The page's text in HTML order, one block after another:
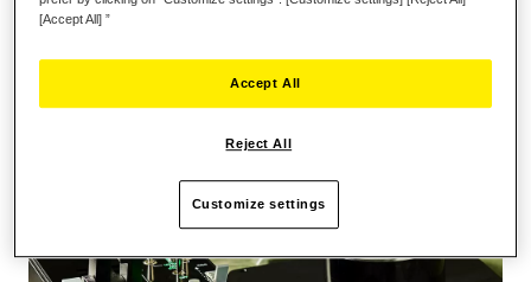
[Accept All] ”
Reject All
Accept All
Customize settings